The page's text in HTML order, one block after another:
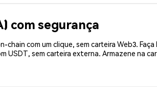
com segurança
com um clique, sem carteira Web3. Faça
sem carteira externa. Armazene na